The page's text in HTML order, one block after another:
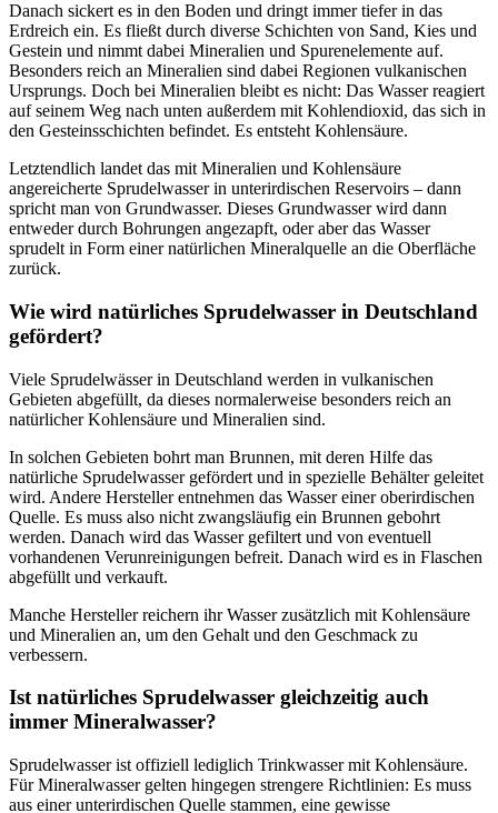
Danach sickert es in den Boden und dringt immer tiefer in das
Erdreich ein. Es fließt durch diverse Schichten von Sand, Kies und
Gestein und nimmt dabei Mineralien und Spurenelemente auf.
Besonders reich an Mineralien sind dabei Regionen vulkanischen
Ursprungs. Doch bei Mineralien bleibt es nicht: Das Wasser reagiert
auf seinem Weg nach unten außerdem mit Kohlendioxid, das sich in
den Gesteinsschichten befindet. Es entsteht Kohlensäure.
Letztendlich landet das mit Mineralien und Kohlensäure
angereicherte Sprudelwasser in unterirdischen Reservoirs – dann
spricht man von Grundwasser. Dieses Grundwasser wird dann
entweder durch Bohrungen angezapft, oder aber das Wasser
sprudelt in Form einer natürlichen Mineralquelle an die Oberfläche
zurück.
Wie wird natürliches Sprudelwasser in Deutschland
gefördert?
Viele Sprudelwässer in Deutschland werden in vulkanischen
Gebieten abgefüllt, da dieses normalerweise besonders reich an
natürlicher Kohlensäure und Mineralien sind.
In solchen Gebieten bohrt man Brunnen, mit deren Hilfe das
natürliche Sprudelwasser gefördert und in spezielle Behälter geleitet
wird. Andere Hersteller entnehmen das Wasser einer oberirdischen
Quelle. Es muss also nicht zwangsläufig ein Brunnen gebohrt
werden. Danach wird das Wasser gefiltert und von eventuell
vorhandenen Verunreinigungen befreit. Danach wird es in Flaschen
abgefüllt und verkauft.
Manche Hersteller reichern ihr Wasser zusätzlich mit Kohlensäure
und Mineralien an, um den Gehalt und den Geschmack zu
verbessern.
Ist natürliches Sprudelwasser gleichzeitig auch
immer Mineralwasser?
Sprudelwasser ist offiziell lediglich Trinkwasser mit Kohlensäure.
Für Mineralwasser gelten hingegen strengere Richtlinien: Es muss
aus einer unterirdischen Quelle stammen, eine gewisse